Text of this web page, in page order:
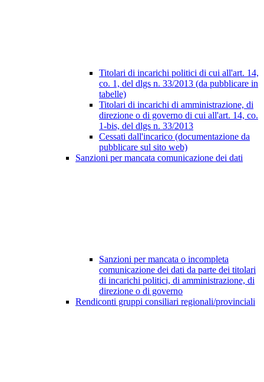
Titolari di incarichi politici di cui all'art. 14,
co. 1, del dlgs n. 33/2013 (da pubblicare in
tabelle)
Titolari di incarichi di amministrazione, di
direzione o di governo di cui all'art. 14, co.
1-bis, del dlgs n. 33/2013
Cessati dall'incarico (documentazione da
pubblicare sul sito web)
Sanzioni per mancata comunicazione dei dati
Sanzioni per mancata o incompleta
comunicazione dei dati da parte dei titolari
di incarichi politici, di amministrazione, di
direzione o di governo
Rendiconti gruppi consiliari regionali/provinciali